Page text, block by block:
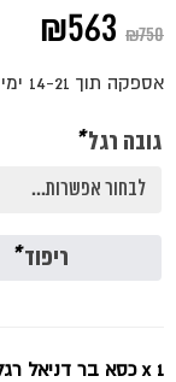
₪750
המחיר
המקורי
₪750.
₪563
אספקה תוך 14-21 ימי עסקים
גובה רגל*
ריפוד*
x 1כסא בר דניאל